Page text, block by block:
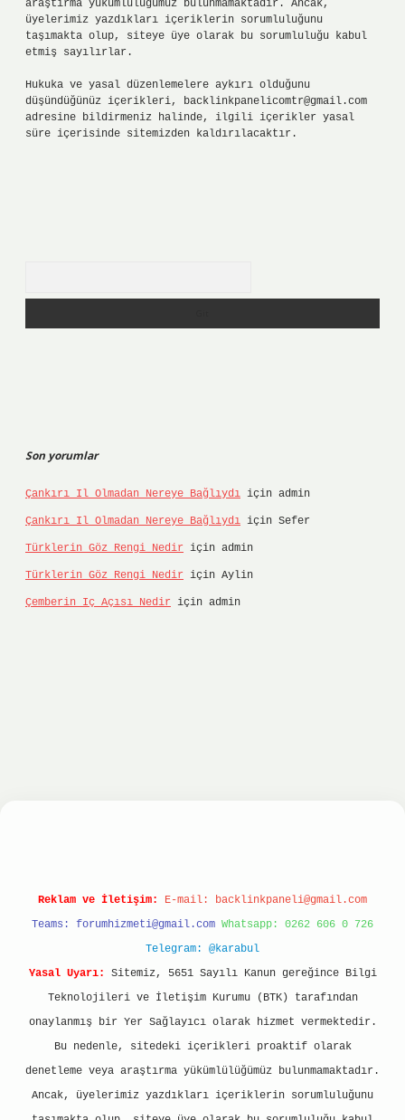
araştırma yükümlülüğümüz bulunmamaktadır. Ancak,
üyelerimiz yazdıkları içeriklerin sorumluluğunu
taşımakta olup, siteye üye olarak bu sorumluluğu kabul
etmiş sayılırlar.
Hukuka ve yasal düzenlemelere aykırı olduğunu
düşündüğünüz içerikleri, backlinkpanelicomtr@gmail.com
adresine bildirmeniz halinde, ilgili içerikler yasal
süre içerisinde sitemizden kaldırılacaktır.
Son yorumlar
Çankırı Il Olmadan Nereye Bağlıydı için admin
Çankırı Il Olmadan Nereye Bağlıydı için Sefer
Türklerin Göz Rengi Nedir için admin
Türklerin Göz Rengi Nedir için Aylin
Çemberin Iç Açısı Nedir için admin
Reklam ve İletişim: E-mail: backlinkpaneli@gmail.com
Teams: forumhizmeti@gmail.com Whatsapp: 0262 606 0 726
Telegram: @karabul
Yasal Uyarı:
Sitemiz, 5651 Sayılı Kanun gereğince Bilgi
Teknolojileri ve İletişim Kurumu (BTK) tarafından
onaylanmış bir Yer Sağlayıcı olarak hizmet vermektedir.
Bu nedenle, sitedeki içerikleri proaktif olarak
denetleme veya araştırma yükümlülüğümüz bulunmamaktadır.
Ancak, üyelerimiz yazdıkları içeriklerin sorumluluğunu